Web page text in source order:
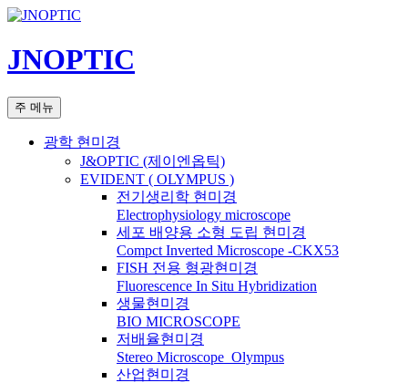
컨
츠
로
너
JNOPTIC
검
색
주 메뉴
광학 현미경
J&OPTIC (제이엔옵틱)
EVIDENT ( OLYMPUS )
전기생리학 현미경
Electrophysiology microscope
세포 배양용 소형 도립 현미경
Compct Inverted Microscope -CKX53
FISH 전용 형광현미경
Fluorescence In Situ Hybridization
생물현미경
BIO MICROSCOPE
저배율현미경
Stereo Microscope_Olympus
산업현미경